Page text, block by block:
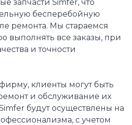
запчасти Simfer, что
бесперебойную
ремонта. Мы стараемся
выполнять все заказы, при
и точности
клиенты могут быть
и обслуживание их
будут осуществлены на
с учетом